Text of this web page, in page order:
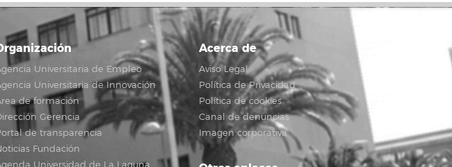
Universitaria de Empleo
Universitaria de Innovación
de formación
Gerencia
de transparencia
Fundación
Acerca de
Aviso Legal
Política de Privacidad
Política de cookies
Canal de denuncias
Imagen corporativa